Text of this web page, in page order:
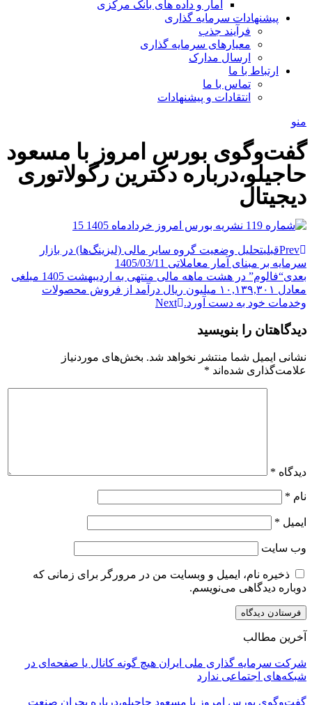
آمار و داده های بانک مرکزی
پیشنهادات سرمایه گذاری
فرآیند جذب
معیارهای سرمایه گذاری
ارسال مدارک
ارتباط با ما
تماس با ما
انتقادات و پیشنهادات
منو
گفت‌وگوی بورس امروز با مسعود
حاجیلو،درباره دکترین رگولاتوری
دیجیتال
Prevقبلیتحلیل وضعیت گروه سایر مالی (لیزینگ‌ها) در بازار
سرمایه بر مبنای آمار معاملاتی 1405/03/11
بعدی
“فالوم” در هشت ماهه مالی منتهی به اردیبهشت 1405 مبلغی
معادل ۱۰,۱۳۹,۳۰۱ میلیون ریال درآمد از فروش محصولات
وخدمات خود به دست آورد.
Next
دیدگاهتان را بنویسید
نشانی ایمیل شما منتشر نخواهد شد. بخش‌های موردنیاز
علامت‌گذاری شده‌اند *
دیدگاه *
نام *
ایمیل *
وب‌ سایت
ذخیره نام، ایمیل و وبسایت من در مرورگر برای زمانی که
دوباره دیدگاهی می‌نویسم.
آخرین مطالب
شرکت سرمایه گذاری ملی ایران هیچ گونه کانال یا صفحه‌ای در
شبکه‌های اجتماعی ندارد
گفت‌وگوی بورس امروز با مسعود حاجیلو،درباره بحران صنعت